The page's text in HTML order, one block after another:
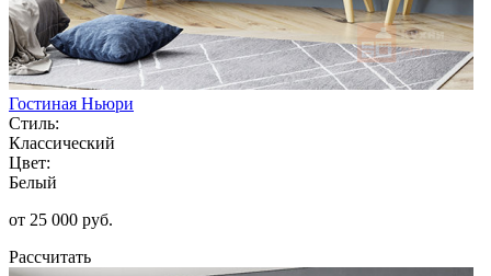
Гостиная Ньюри
Стиль:
Классический
Цвет:
Белый
от 25 000 руб.
Рассчитать